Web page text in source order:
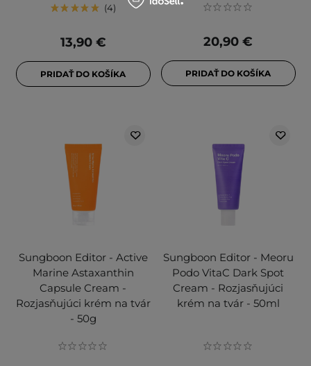
4
13,90 €
PRIDAŤ DO KOŠÍKA
20,90 €
PRIDAŤ DO KOŠÍKA
Sungboon Editor - Active
Marine Astaxanthin
Capsule Cream -
Rozjasňujúci krém na tvár
- 50g
Sungboon Editor - Meoru
Podo VitaC Dark Spot
Cream - Rozjasňujúci
krém na tvár - 50ml